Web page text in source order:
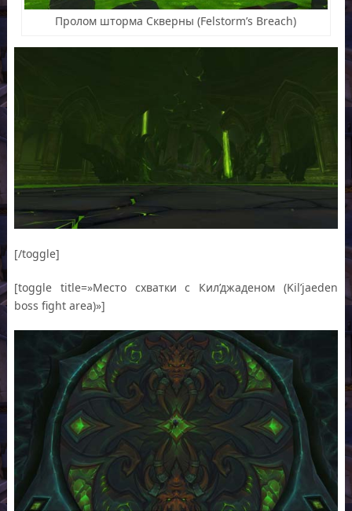
Пролом шторма Скверны (Felstorm’s Breach)
[/toggle]
[toggle title=»Место схватки с Кил’джаденом (Kil’jaeden
boss fight area)»]